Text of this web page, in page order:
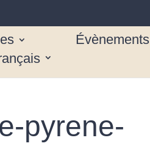
Évènements
pyrene-